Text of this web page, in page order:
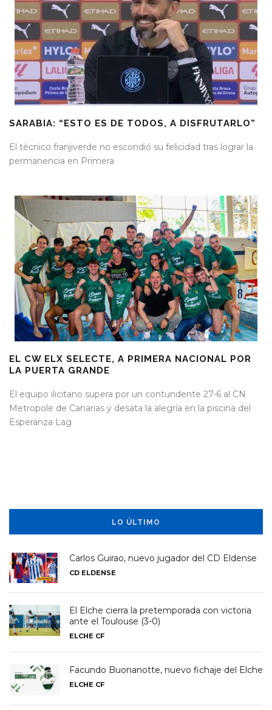
SARABIA: “ESTO ES DE TODOS, A DISFRUTARLO”
El técnico franjiverde no escondió su felicidad tras lograr la
permanencia en Primera
EL CW ELX SELECTE, A PRIMERA NACIONAL POR
LA PUERTA GRANDE
El equipo ilicitano supera por un contundente 27-6 al CN
Metropole de Canarias y desata la alegría en la piscina del
Esperanza Lag
LO ÚLTIMO
Carlos Guirao, nuevo jugador del CD Eldense
CD ELDENSE
El Elche cierra la pretemporada con victoria
ante el Toulouse (3-0)
ELCHE CF
Facundo Buonanotte, nuevo fichaje del Elche
ELCHE CF